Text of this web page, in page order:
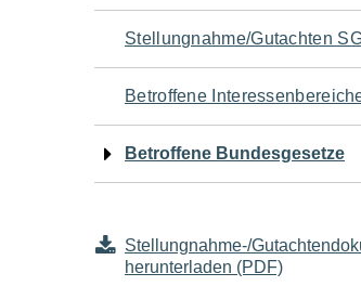
Navigation
für
den
Seiteninhalt
Stellungnahme/Gutachten
Betroffene
Betroffene Bundesgesetze
Stellungnahme-/
herunterladen (PDF)